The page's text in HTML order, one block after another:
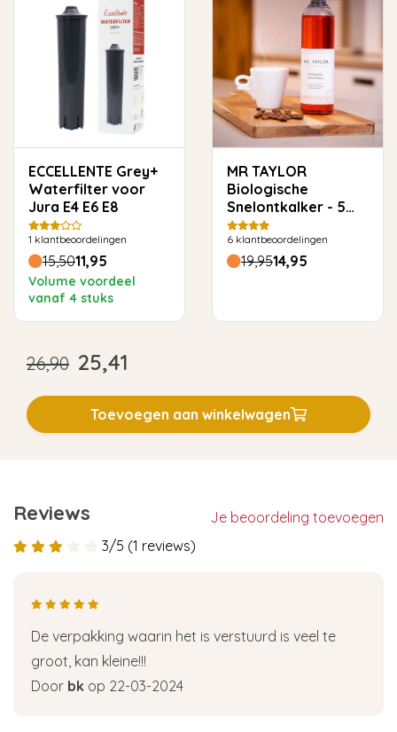
ECCELLENTE Grey+
Waterfilter voor
Jura E4 E6 E8
1 klantbeoordelingen
15,5011,95
Volume voordeel
vanaf 4 stuks
MR TAYLOR
Biologische
Snelontkalker - 5
keer ontkalken
6 klantbeoordelingen
19,9514,95
26,90 25,41
Toevoegen aan winkelwagen
Reviews
Je beoordeling toevoegen
3/5 (1 reviews)
De verpakking waarin het is verstuurd is veel te
groot, kan kleine!!!
Door bk op 22-03-2024